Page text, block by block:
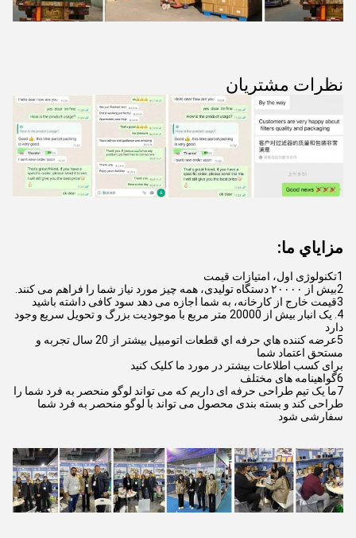
نظرات مشتریان
مزاياي ما:
1تکنولوژی اول، امتیازات قیمت
2بیش از ۲۰۰۰۰ دستگاه تولیدی، همه چیز مورد نیاز شما را فراهم می کنند.
3قیمت خارج از کارخانه، به شما اجازه می دهد سود کافی داشته باشید
4. يک انبار بيش از 20000 متر مربع با موجوديت بزرگ و تحویل سريع وجود
دارد
5عرضه کننده هاي حرفه اي قطعات اتومبيل بيشتر از 20 سال تجربه و
مستحق اعتماد شما
برای کسب اطلاعات بیشتر در مورد ما کلیک کنید
6گواهینامه های مختلف
7ما یک تیم طراحی حرفه ای داریم که می تواند لوگو منحصر به فرد شما را
طراحی کند و بسته بندی محصول می تواند با لوگو منحصر به فرد شما
سفارشی شود